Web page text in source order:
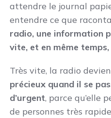
attendre le journal
entendre ce que
radio, une information
vite, et en même
Très vite, la radio
précieux quand il se
d’urgent, parce qu’elle
de personnes très